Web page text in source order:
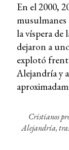
En el 2000,
la víspera de
dejaron a
explotó
Alejandría y
Cristianos
Alejandría, tras